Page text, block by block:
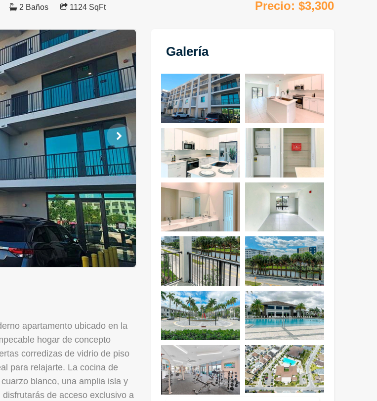
2 Baños 1124 SqFt Precio: $3,300
apartamento ubicado en la
hogar de concepto
corredizas de vidrio de piso
para relajarte. La cocina de
blanco, una amplia isla y
de acceso exclusivo a
Galería